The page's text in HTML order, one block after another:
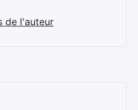
de l'auteur